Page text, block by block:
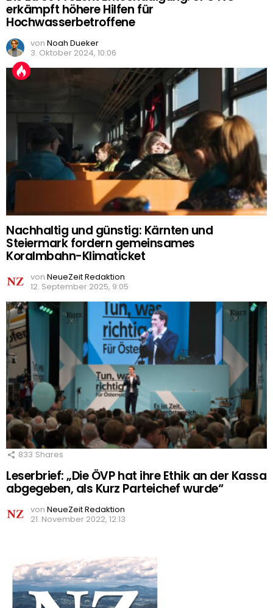
erkämpft höhere Hilfen für
Hochwasserbetroffene
von Noah Dueker
3. Oktober 2024, 10:06
Nachhaltig und günstig: Kärnten und
Steiermark fordern gemeinsames
Koralmbahn-Klimaticket
von NeueZeit Redaktion
12. September 2025, 9:05
833 Shares
Leserbrief: „Die ÖVP hat ihre Ethik an der Kassa
abgegeben, als Kurz Parteichef wurde“
von NeueZeit Redaktion
21. November 2022, 12:13